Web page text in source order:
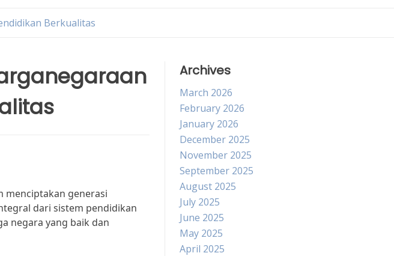
Berkualitas
menciptakan generasi
dari sistem pendidikan
negara yang baik dan
Archives
March 2026
February 2026
January 2026
December 2025
November 2025
September 2025
August 2025
July 2025
June 2025
May 2025
April 2025